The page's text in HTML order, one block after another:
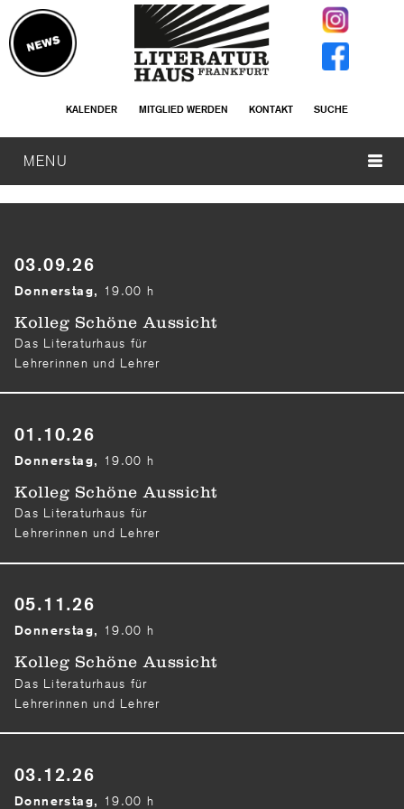
KALENDER MITGLIED WERDEN KONTAKT SUCHE
MENU
03.09.26
Donnerstag, 19.00 h
Kolleg Schöne Aussicht
Das Literaturhaus für
Lehrerinnen und Lehrer
01.10.26
Donnerstag, 19.00 h
Kolleg Schöne Aussicht
Das Literaturhaus für
Lehrerinnen und Lehrer
05.11.26
Donnerstag, 19.00 h
Kolleg Schöne Aussicht
Das Literaturhaus für
Lehrerinnen und Lehrer
03.12.26
Donnerstag, 19.00 h